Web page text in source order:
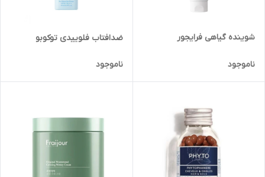
شوینده گیاهی فرایجور
ناموجود
ضدافتاب فلوییدی توکوبو
ناموجود